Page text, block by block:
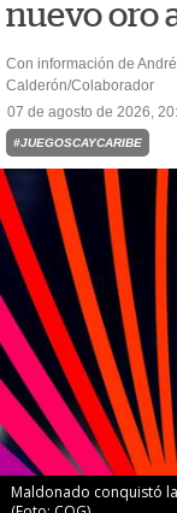
nuevo oro
Con información de
Calderón/Colaborador
07 de agosto de 2026,
#JUEGOSCAYCARIBE
Maldonado conquistó